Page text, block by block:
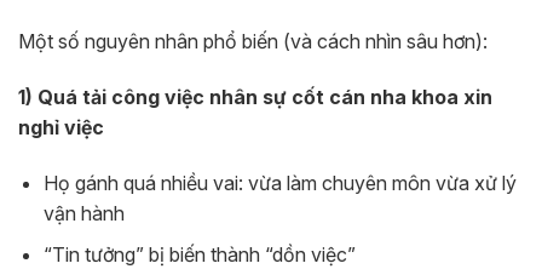
Một số nguyên nhân phổ biến (và cách nhìn sâu hơn):
1) Quá tải công việc nhân sự cốt cán nha khoa xin
nghỉ việc
Họ gánh quá nhiều vai: vừa làm chuyên môn vừa xử lý
vận hành
“Tin tưởng” bị biến thành “dồn việc”